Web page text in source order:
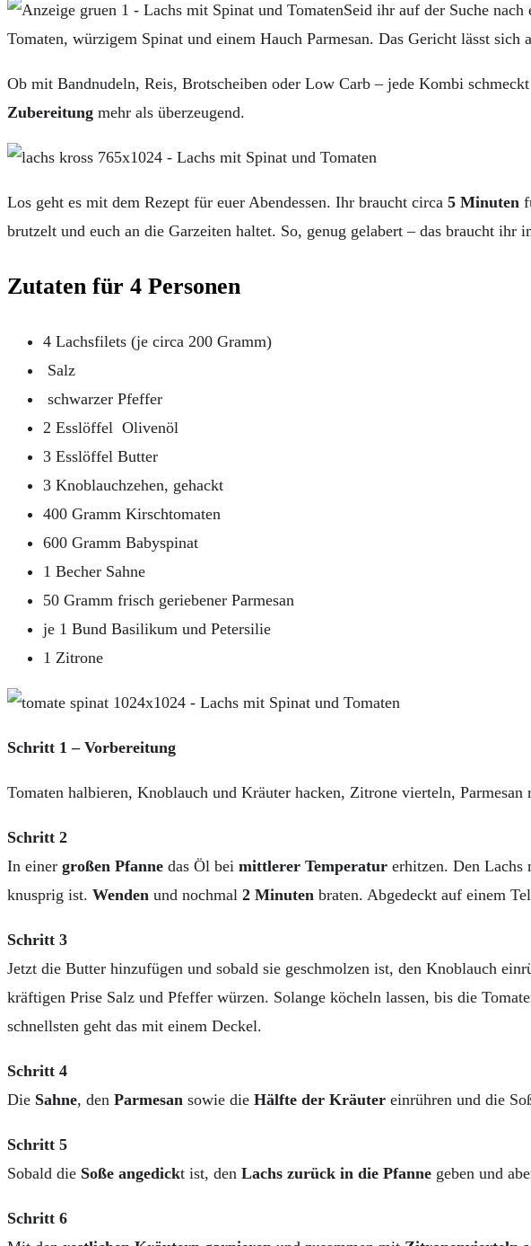
Seid ihr auf der Suche
Tomaten, würzigem Spinat und einem Hauch Parmesan. Das Gericht lässt
Ob mit Bandnudeln, Reis, Brotscheiben oder Low Carb – jede Kombi
Zubereitung mehr als überzeugend.
Los geht es mit dem Rezept für euer Abendessen. Ihr braucht circa 5 Minuten
brutzelt und euch an die Garzeiten haltet. So, genug gelabert – das braucht ihr
Zutaten für 4 Personen
4 Lachsfilets (je circa 200 Gramm)
Salz
schwarzer Pfeffer
2 Esslöffel Olivenöl
3 Esslöffel Butter
3 Knoblauchzehen, gehackt
400 Gramm Kirschtomaten
600 Gramm Babyspinat
1 Becher Sahne
50 Gramm frisch geriebener Parmesan
je 1 Bund Basilikum und Petersilie
1 Zitrone
Schritt 1 – Vorbereitung
Tomaten halbieren, Knoblauch und Kräuter hacken, Zitrone vierteln,
Schritt 2
In einer großen Pfanne das Öl bei mittlerer Temperatur erhitzen. Den Lachs
knusprig ist. Wenden und nochmal 2 Minuten braten. Abgedeckt auf einem
Schritt 3
Jetzt die Butter hinzufügen und sobald sie geschmolzen ist, den Knoblauch
kräftigen Prise Salz und Pfeffer würzen. Solange köcheln lassen, bis die
schnellsten geht das mit einem Deckel.
Schritt 4
Die Sahne, den Parmesan sowie die Hälfte der Kräuter einrühren und die
Schritt 5
Sobald die Soße angedickt ist, den Lachs zurück in die Pfanne geben und
Schritt 6